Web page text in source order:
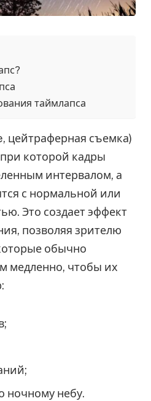
таймлапса
цейтраферная съемка)
при которой кадры
интервалом, а
с нормальной или
Это создает эффект
позволяя зрителю
обычно
медленно, чтобы их
ночному небу.